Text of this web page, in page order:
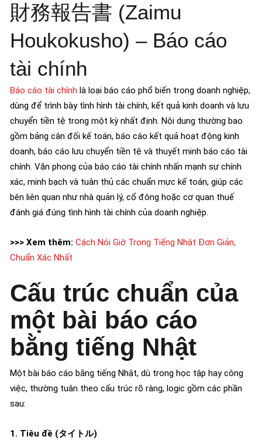
財務報告書 (Zaimu
Houkokusho) – Báo cáo
tài chính
Báo cáo tài chính là loại báo cáo phổ biến trong doanh nghiệp,
dùng để trình bày tình hình tài chính, kết quả kinh doanh và lưu
chuyển tiền tệ trong một kỳ nhất định. Nội dung thường bao
gồm bảng cân đối kế toán, báo cáo kết quả hoạt động kinh
doanh, báo cáo lưu chuyển tiền tệ và thuyết minh báo cáo tài
chính. Văn phong của báo cáo tài chính nhấn mạnh sự chính
xác, minh bạch và tuân thủ các chuẩn mực kế toán, giúp các
bên liên quan như nhà quản lý, cổ đông hoặc cơ quan thuế
đánh giá đúng tình hình tài chính của doanh nghiệp.
>>> Xem thêm: Cách Nói Giờ Trong Tiếng Nhật Đơn Giản,
Chuẩn Xác Nhất
Cấu trúc chuẩn của
một bài báo cáo
bằng tiếng Nhật
Một bài báo cáo bằng tiếng Nhật, dù trong học tập hay công
việc, thường tuân theo cấu trúc rõ ràng, logic gồm các phần
sau:
1. Tiêu đề (タイトル)